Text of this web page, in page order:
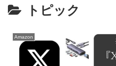
トピック
Amazon